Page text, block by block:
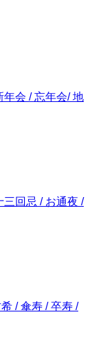
年会 / 忘年会/ 地
三回忌 / お通夜 /
/ 傘寿 / 卒寿 /